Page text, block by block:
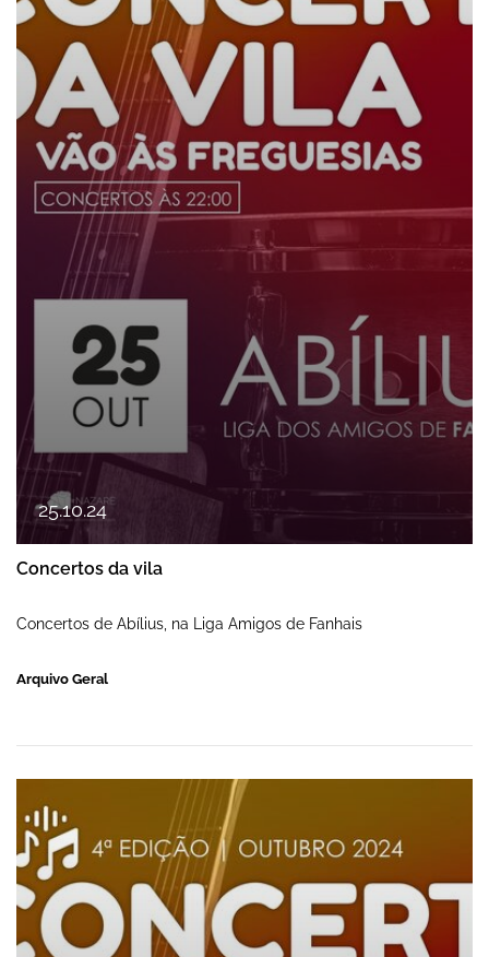
25.10.24
Concertos da vila
Concertos de Abílius, na Liga Amigos de Fanhais
Arquivo Geral
Concertos da vila